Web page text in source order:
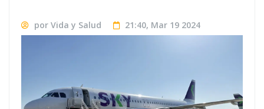
por Vida y Salud 21:40, Mar 19 2024